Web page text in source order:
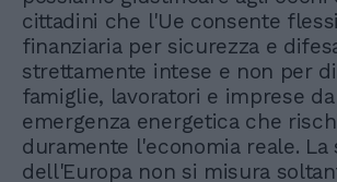
cittadini che l'Ue consente
finanziaria per sicurezza e
strettamente intese e non per
famiglie, lavoratori e imprese
emergenza energetica che
duramente l'economia reale. La
dell'Europa non si misura